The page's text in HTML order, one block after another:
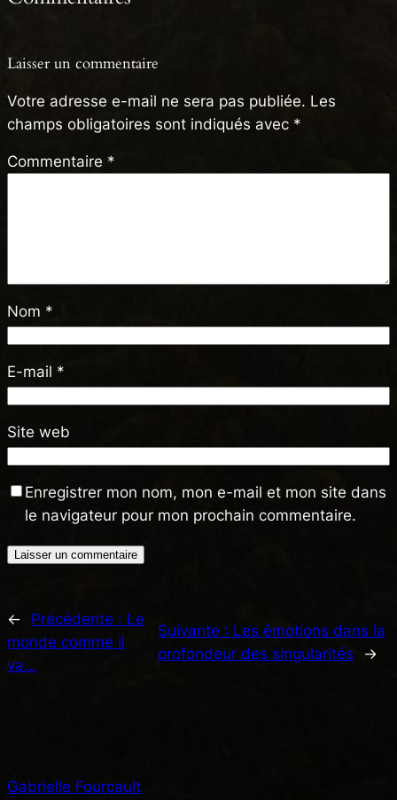
Laisser un commentaire
Votre adresse e-mail ne sera pas publiée. Les
champs obligatoires sont indiqués avec *
Commentaire *
Nom *
E-mail *
Site web
Enregistrer mon nom, mon e-mail et mon site dans
le navigateur pour mon prochain commentaire.
← Précédente : Le
monde comme il
va…
Suivante : Les émotions dans la
profondeur des singularités
→
Gabrielle Fourcault